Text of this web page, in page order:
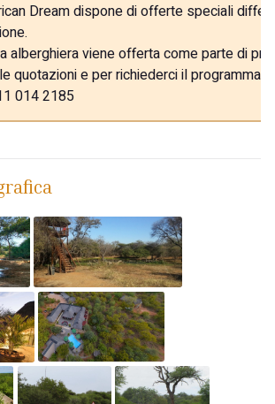
Dream dispone di offerte speciali
alberghiera viene offerta come parte di
quotazioni e per richiederci il programma
014 2185